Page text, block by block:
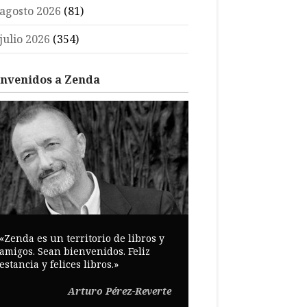
2026 (81)
2026 (354)
a Zenda
es un territorio de libros y
Sean bienvenidos. Feliz
y felices libros.»
Arturo Pérez-Reverte